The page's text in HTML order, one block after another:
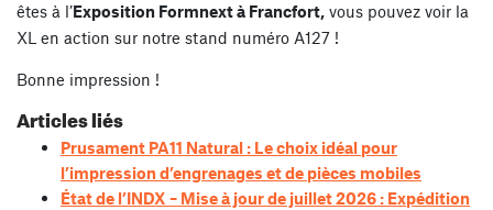
êtes à l’Exposition Formnext à Francfort, vous pouvez voir la
XL en action sur notre stand numéro A127 !
Bonne impression !
Articles liés
Prusament PA11 Natural : Le choix idéal pour
l’impression d’engrenages et de pièces mobiles
État de l’INDX – Mise à jour de juillet 2026 : Expédition